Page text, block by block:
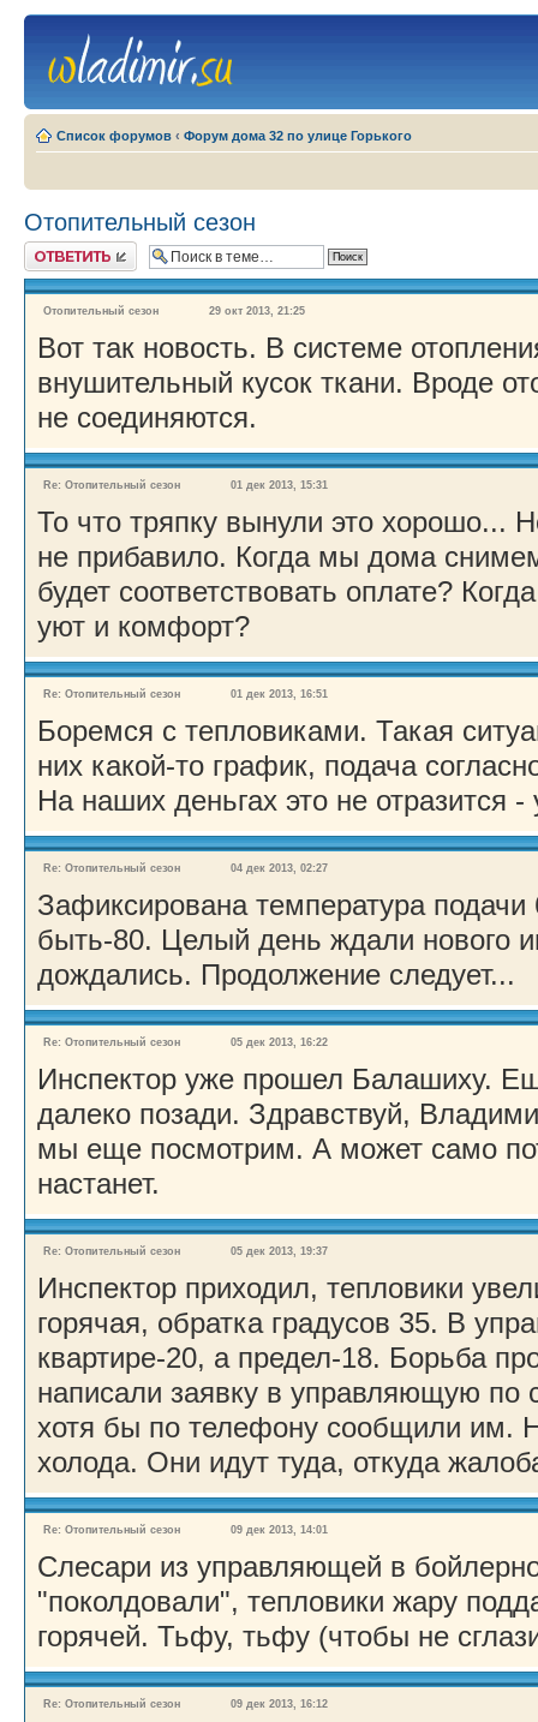
Список форумов ‹ Форум дома 32 по улице Горького
Отопительный сезон
Ответить
Отопительный сезон 29 окт 2013, 21:25
Вот так новость. В системе
внушительный кусок ткани. Вроде
не соединяются.
Re: Отопительный сезон 01 дек 2013, 15:31
То что тряпку вынули это хорошо...
не прибавило. Когда мы дома
будет соответствовать оплате?
уют и комфорт?
Re: Отопительный сезон 01 дек 2013, 16:51
Боремся с тепловиками. Такая
них какой-то график, подача
На наших деньгах это не отразится -
Re: Отопительный сезон 04 дек 2013, 02:27
Зафиксирована температура
быть-80. Целый день ждали нового
дождались. Продолжение следует...
Re: Отопительный сезон 05 дек 2013, 16:22
Инспектор уже прошел Балашиху.
далеко позади. Здравствуй,
мы еще посмотрим. А может само
настанет.
Re: Отопительный сезон 05 дек 2013, 19:37
Инспектор приходил, тепловики
горячая, обратка градусов 35. В
квартире-20, а предел-18. Борьба
написали заявку в управляющую по
хотя бы по телефону сообщили им.
холода. Они идут туда, откуда
Re: Отопительный сезон 09 дек 2013, 14:01
Слесари из управляющей в
"поколдовали", тепловики жару
горячей. Тьфу, тьфу (чтобы не
Re: Отопительный сезон 09 дек 2013, 16:12